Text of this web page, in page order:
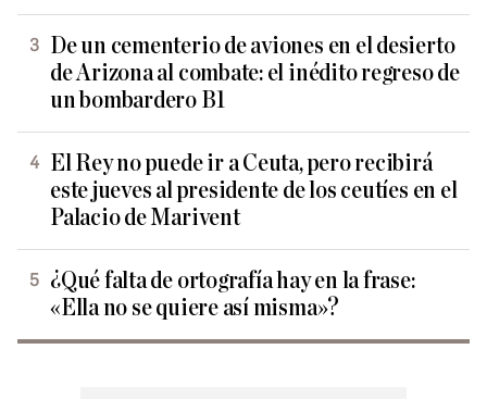
De un cementerio de aviones en el desierto
de Arizona al combate: el inédito regreso de
un bombardero B1
El Rey no puede ir a Ceuta, pero recibirá
este jueves al presidente de los ceutíes en el
Palacio de Marivent
¿Qué falta de ortografía hay en la frase:
«Ella no se quiere así misma»?